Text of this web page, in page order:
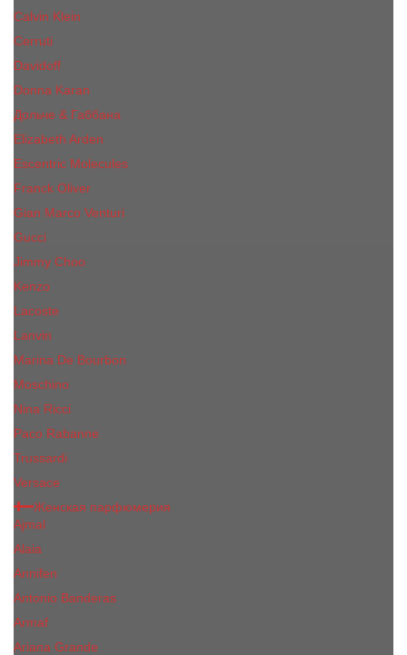
Calvin Klein
Cerruti
Davidoff
Donna Karan
Дольче & Габбана
Elizabeth Arden
Escentric Molecules
Franck Oliver
Gian Marco Venturi
Gucci
Jimmy Choo
Kenzo
Lacoste
Lanvin
Marina De Bourbon
Moschino
Nina Ricci
Paco Rabanne
Trussardi
Versace
Женская парфюмерия
Ajmal
Alaia
Annifen
Antonio Banderas
Armaf
Ariana Grande